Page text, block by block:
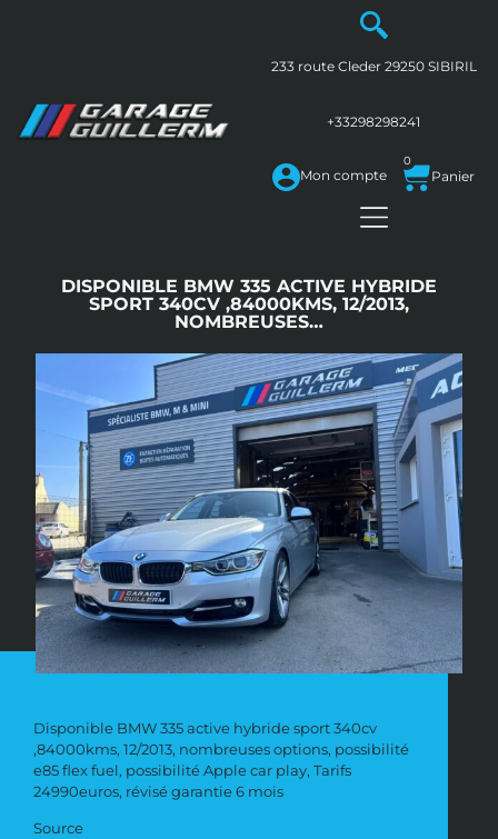
233 route Cleder 29250 SIBIRIL
+33298298241
Mon compte
0
DISPONIBLE BMW 335 ACTIVE HYBRIDE
SPORT 340CV ,84000KMS, 12/2013,
NOMBREUSES…
Disponible BMW 335 active hybride sport 340cv
,84000kms, 12/2013, nombreuses options, possibilité
e85 flex fuel, possibilité Apple car play, Tarifs
24990euros, révisé garantie 6 mois
Source